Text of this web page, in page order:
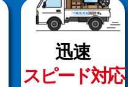
迅速
スピード対応